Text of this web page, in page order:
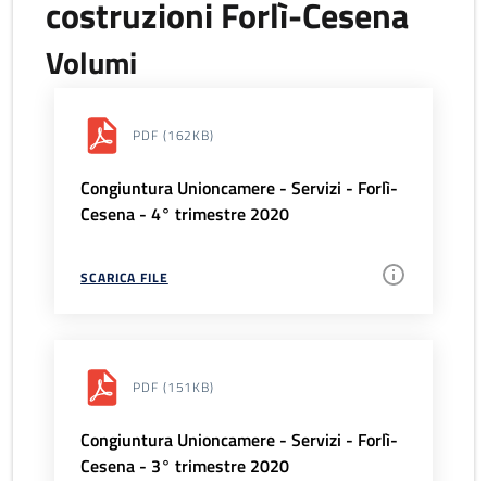
costruzioni Forlì-Cesena
Volumi
PDF (162KB)
Congiuntura Unioncamere - Servizi - Forlì-
Cesena - 4° trimestre 2020
SCARICA FILE
PDF (151KB)
Congiuntura Unioncamere - Servizi - Forlì-
Cesena - 3° trimestre 2020